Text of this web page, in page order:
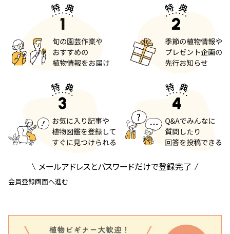
メールアドレスとパスワードだけで登録完了
会員登録画面へ進む